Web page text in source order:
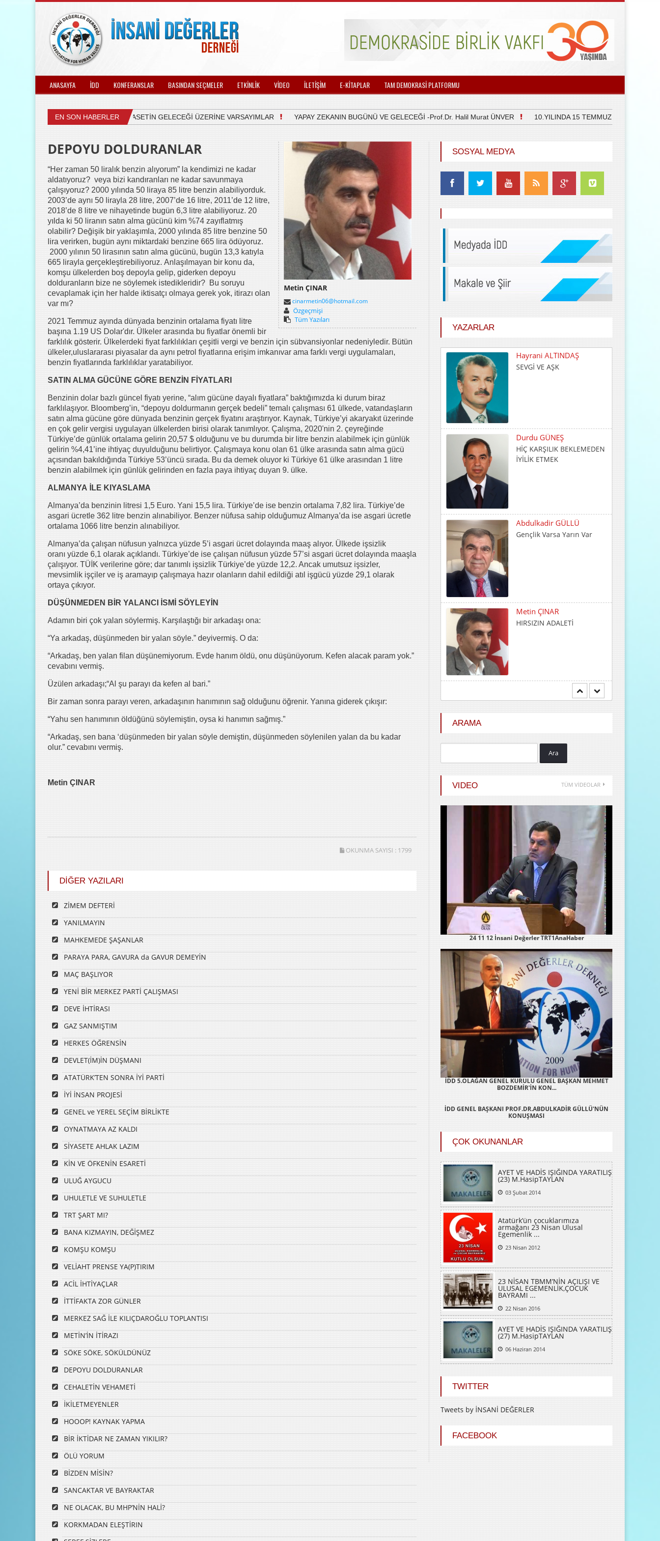
ANASAYFA İDD KONFERANSLAR BASINDAN SEÇMELER ETKİNLİK VİDEO İLETİŞİM E-KİTAPLAR TAM DEMOKRASİ PLATFORMU
EN SON HABERLER
ÜLKEMİZDEKİ SİYASETİN GELECEĞİ ÜZERİNE VARSAYIMLAR YAPAY ZEKANIN BUGÜNÜ VE GELECEĞİ -Prof.Dr. Halil Murat ÜNVER 10.YILINDA 15 TEMMUZ DEMOKRASİ VE
Metin ÇINAR
cinarmetin06@hotmail.com
Özgeçmişi
Tüm Yazıları
DEPOYU DOLDURANLAR
“Her zaman 50 liralık benzin alıyorum” la kendimizi ne kadar
aldatıyoruz? veya bizi kandıranları ne kadar savunmaya
çalışıyoruz? 2000 yılında 50 liraya 85 litre benzin alabiliyorduk.
2003’de aynı 50 lirayla 28 litre, 2007’de 16 litre, 2011’de 12 litre,
2018’de 8 litre ve nihayetinde bugün 6,3 litre alabiliyoruz. 20
yılda ki 50 liranın satın alma gücünü kim %74 zayıflatmış
olabilir? Değişik bir yaklaşımla, 2000 yılında 85 litre benzine 50
lira verirken, bugün aynı miktardaki benzine 665 lira ödüyoruz.
2000 yılının 50 lirasının satın alma gücünü, bugün 13,3 katıyla
665 lirayla gerçekleştirebiliyoruz. Anlaşılmayan bir konu da,
komşu ülkelerden boş depoyla gelip, giderken depoyu
dolduranların bize ne söylemek istedikleridir? Bu soruyu
cevaplamak için her halde iktisatçı olmaya gerek yok, itirazı olan
var mı?
2021 Temmuz ayında dünyada benzinin ortalama fiyatı litre
başına 1.19 US Dolar'dır. Ülkeler arasında bu fiyatlar önemli bir
farklılık gösterir. Ülkelerdeki fiyat farklılıkları çeşitli vergi ve benzin için sübvansiyonlar nedeniyledir. Bütün
ülkeler,uluslararası piyasalar da aynı petrol fiyatlarına erişim imkanıvar ama farklı vergi uygulamaları,
benzin fiyatlarında farklılıklar yaratabiliyor.
SATIN ALMA GÜCÜNE GÖRE BENZİN FİYATLARI
Benzinin dolar bazlı güncel fiyatı yerine, “alım gücüne dayalı fiyatlara” baktığımızda ki durum biraz
farklılaşıyor. Bloomberg’in, “depoyu doldurmanın gerçek bedeli” temalı çalışması 61 ülkede, vatandaşların
satın alma gücüne göre dünyada benzinin gerçek fiyatını araştırıyor. Kaynak, Türkiye’yi akaryakıt üzerinde
en çok gelir vergisi uygulayan ülkelerden birisi olarak tanımlıyor. Çalışma, 2020'nin 2. çeyreğinde
Türkiye’de günlük ortalama gelirin 20,57 $ olduğunu ve bu durumda bir litre benzin alabilmek için günlük
gelirin %4,41’ine ihtiyaç duyulduğunu belirtiyor. Çalışmaya konu olan 61 ülke arasında satın alma gücü
açısından bakıldığında Türkiye 53’üncü sırada. Bu da demek oluyor ki Türkiye 61 ülke arasından 1 litre
benzin alabilmek için günlük gelirinden en fazla paya ihtiyaç duyan 9. ülke.
ALMANYA İLE KIYASLAMA
Almanya’da benzinin litresi 1,5 Euro. Yani 15,5 lira. Türkiye’de ise benzin ortalama 7,82 lira. Türkiye’de
asgari ücretle 362 litre benzin alınabiliyor. Benzer nüfusa sahip olduğumuz Almanya’da ise asgari ücretle
ortalama 1066 litre benzin alınabiliyor.
Almanya’da çalışan nüfusun yalnızca yüzde 5’i asgari ücret dolayında maaş alıyor. Ülkede işsizlik
oranı yüzde 6,1 olarak açıklandı. Türkiye’de ise çalışan nüfusun yüzde 57’si asgari ücret dolayında maaşla
çalışıyor. TÜİK verilerine göre; dar tanımlı işsizlik Türkiye’de yüzde 12,2. Ancak umutsuz işsizler,
mevsimlik işçiler ve iş aramayıp çalışmaya hazır olanların dahil edildiği atıl işgücü yüzde 29,1 olarak
ortaya çıkıyor.
DÜŞÜNMEDEN BİR YALANCI İSMİ SÖYLEYİN
Adamın biri çok yalan söylermiş. Karşılaştığı bir arkadaşı ona:
“Ya arkadaş, düşünmeden bir yalan söyle.” deyivermiş. O da:
“Arkadaş, ben yalan filan düşünemiyorum. Evde hanım öldü, onu düşünüyorum. Kefen alacak param yok.”
cevabını vermiş.
Üzülen arkadaşı;“Al şu parayı da kefen al bari.”
Bir zaman sonra parayı veren, arkadaşının hanımının sağ olduğunu öğrenir. Yanına giderek çıkışır:
“Yahu sen hanımının öldüğünü söylemiştin, oysa ki hanımın sağmış.”
“Arkadaş, sen bana ‘düşünmeden bir yalan söyle demiştin, düşünmeden söylenilen yalan da bu kadar
olur.” cevabını vermiş.
Metin ÇINAR
OKUNMA SAYISI : 1799
DİĞER YAZILARI
ZİMEM DEFTERİ
YANILMAYIN
MAHKEMEDE ŞAŞANLAR
PARAYA PARA, GAVURA da GAVUR DEMEYİN
MAÇ BAŞLIYOR
YENİ BİR MERKEZ PARTİ ÇALIŞMASI
DEVE İHTİRASI
GAZ SANMIŞTIM
HERKES ÖĞRENSİN
DEVLET(İM)İN DÜŞMANI
ATATÜRK’TEN SONRA İYİ PARTİ
İYİ İNSAN PROJESİ
GENEL ve YEREL SEÇİM BİRLİKTE
OYNATMAYA AZ KALDI
SİYASETE AHLAK LAZIM
KİN VE ÖFKENİN ESARETİ
ULUĞ AYGUCU
UHULETLE VE SUHULETLE
TRT ŞART MI?
BANA KIZMAYIN, DEĞİŞMEZ
KOMŞU KOMŞU
VELİAHT PRENSE YA(P)TIRIM
ACİL İHTİYAÇLAR
İTTİFAKTA ZOR GÜNLER
MERKEZ SAĞ İLE KILIÇDAROĞLU TOPLANTISI
METİN’İN İTİRAZI
SÖKE SÖKE, SÖKÜLDÜNÜZ
DEPOYU DOLDURANLAR
CEHALETİN VEHAMETİ
İKİLETMEYENLER
HOOOP! KAYNAK YAPMA
BİR İKTİDAR NE ZAMAN YIKILIR?
ÖLÜ YORUM
BİZDEN MİSİN?
SANCAKTAR VE BAYRAKTAR
NE OLACAK, BU MHP’NİN HALİ?
KORKMADAN ELEŞTİRIN
SOSYAL MEDYA
YAZARLAR
Durdu GÜNEŞ
HİÇ KARŞILIK BEKLEMEDEN
Abdulkadir GÜLLÜ
Gençlik Varsa Yarın Var
Metin ÇINAR
HIRSIZIN ADALETİ
İrfan CENGER
İnsani Değerlerin Temeli
Mehmet BOZDEMİR
YENİ DÜNYA DÜZENİNDE
Hayrani ALTINDAŞ
ARAMA
VIDEO
24 11 12 İnsani Değerler TRT1AnaHaber
İDD 5.OLAĞAN GENEL KURULU GENEL BAŞKAN MEHMET
BOZDEMİR'İN KON...
İDD GENEL BAŞKANI PROF.DR.ABDULKADİR GÜLLÜ'NÜN
KONUŞMASI
ÇOK OKUNANLAR
AYET VE HADİS IŞIĞINDA YARATILIŞ
(23) M.HasipTAYLAN
Atatürk’ün çocuklarımıza
armağanı 23 Nisan Ulusal
Egemenlik ...
23 NİSAN TBMM’NİN AÇILIŞI VE
ULUSAL EGEMENLİK,ÇOCUK
BAYRAMI ...
AYET VE HADİS IŞIĞINDA YARATILIŞ
(27) M.HasipTAYLAN
TWITTER
Tweets by İNSANİ DEĞERLER
FACEBOOK